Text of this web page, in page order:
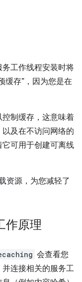
工作线程安装时将
缓存”，因为您是在
制缓存，这意味着
及在不访问网络的
可用于创建可离线
资源，为您减轻了
作原理
会查看您
连接相关的服务工